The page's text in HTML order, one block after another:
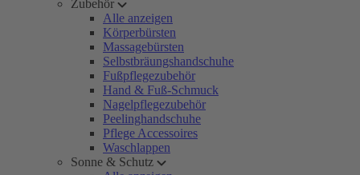
Zubehör
Alle anzeigen
Körperbürsten
Massagebürsten
Selbstbräungshandschuhe
Fußpflegezubehör
Hand & Fuß-Schmuck
Nagelpflegezubehör
Peelinghandschuhe
Pflege Accessoires
Waschlappen
Sonne & Schutz